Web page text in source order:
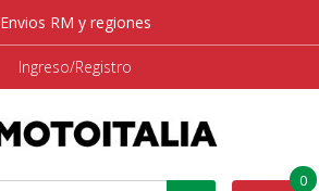
Envios RM y regiones
Ingreso/Registro
0